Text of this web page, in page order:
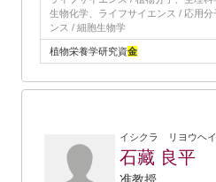
生物化学、ライフサイエンス / 応用
ンス / 細胞生物学
植物栄養学研究資金
イシクラ リヨウヘイ
石藏 良平